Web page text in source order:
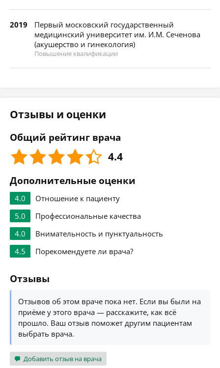
2019
Первый московский государственный
медицинский университет им. И.М. Сеченова
(акушерство и гинекология)
Повышение квалификации
Отзывы и оценки
Общий рейтинг врача
4.4
Дополнительные оценки
4.0
Отношение к пациенту
5.0
Профессиональные качества
4.0
Внимательность и пунктуальность
4.5
Порекомендуете ли врача?
Отзывы
Отзывов об этом враче пока нет. Если вы были на
приёме у этого врача — расскажите, как всё
прошло. Ваш отзыв поможет другим пациентам
выбрать врача.
Добавить отзыв на врача